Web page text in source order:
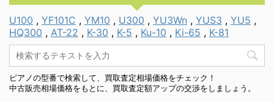
U100 , YF101C , YM10 , U300 , YU3Wn , YUS3 , YU5 ,
HQ300 , AT-22 , K-30 , K-5 , Ku-10 , Ki-65 , K-81
ピアノの型番で検索して、買取査定相場価格をチェック！
中古販売相場価格をもとに、買取査定額アップの交渉をしましょう。